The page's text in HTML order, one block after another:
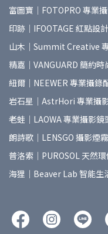
富圖寶｜FOTOPRO 專業
印跡｜IFOOTAGE 紅點設
山木｜Summit Creative
精嘉｜VANGUARD 簡約時
紐爾｜NEEWER 專業攝錄
岩石星｜AstrHori 專業攝
老蛙｜LAOWA 專業攝影鏡
朗詩歌｜LENSGO 攝影煙
普洛索｜PUROSOL 天然
海狸｜Beaver Lab 智能生